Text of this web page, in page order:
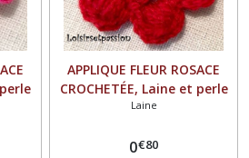
/ 5
-
APPLIQUE FLEUR ROSACE
CROCHETÉE, Laine et perle
nacrée / ROUGE ** 4,5 / 5
ou à coller, vendu à l'unité -
Laine
0€80